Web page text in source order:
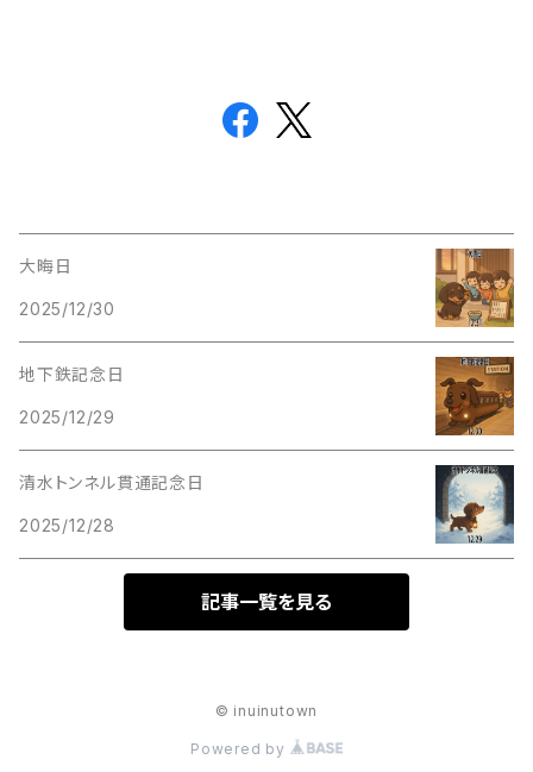
大晦日
2025/12/30
地下鉄記念日
2025/12/29
清水トンネル貫通記念日
2025/12/28
記事一覧を見る
© inuinutown
Powered by